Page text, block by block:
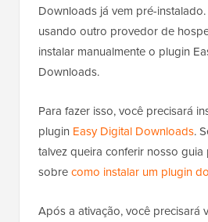
Downloads já vem pré-
usando outro provedor de
instalar manualmente o plugin
Downloads.
Para fazer isso, você precisará
plugin Easy Digital Downloads.
talvez queira conferir nosso guia
sobrecomo instalar um plugin
Após a ativação, você precisará